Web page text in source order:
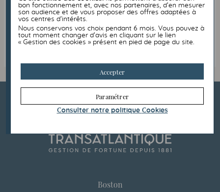
Envoyer
Boston
bon fonctionnement et, avec nos partenaires, d’en mesurer
son audience et de vous proposer des offres adaptées à
vos centres d’intérêts.
Nous conservons vos choix pendant 6 mois. Vous pouvez à
tout moment changer d’avis en cliquant sur le lien
« Gestion des cookies » présent en pied de page du site.
Accepter
Paramétrer
Consulter notre politique Cookies